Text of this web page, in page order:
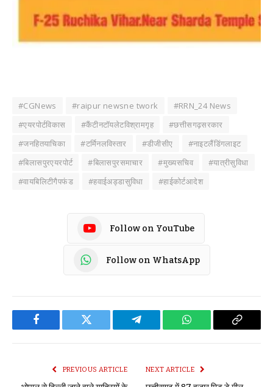
#CGNews #raipur newsne twork
#RRN_24 News
#एयरपोर्टविकास
#कैंटीनटॉयलेटविश्रामगृह
#छत्तीसगढ़सरकार
#जनहितयाचिका
#टर्मिनलविस्तार #डीजीसीए
#नाइटलैंडिंगलाइट
#बिलासपुरएयरपोर्ट
#बिलासपुरसमाचार #मुख्यसचिव
#यात्रीसुविधा
#वायबिलिटीगैपफंड
#हवाईअड्डासुविधा #हाईकोर्टआदेश
Follow on YouTube
Follow on WhatsApp
Facebook Twitter Telegram WhatsApp Copy
PREVIOUS ARTICLE NEXT ARTICLE